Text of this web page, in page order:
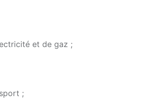
et de gaz ;
;